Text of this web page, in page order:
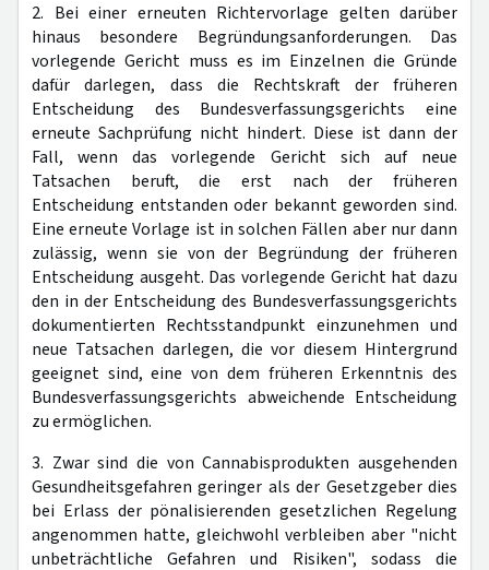
2. Bei einer erneuten Richtervorlage gelten darüber
hinaus besondere Begründungsanforderungen. Das
vorlegende Gericht muss es im Einzelnen die Gründe
dafür darlegen, dass die Rechtskraft der früheren
Entscheidung des Bundesverfassungsgerichts eine
erneute Sachprüfung nicht hindert. Diese ist dann der
Fall, wenn das vorlegende Gericht sich auf neue
Tatsachen beruft, die erst nach der früheren
Entscheidung entstanden oder bekannt geworden sind.
Eine erneute Vorlage ist in solchen Fällen aber nur dann
zulässig, wenn sie von der Begründung der früheren
Entscheidung ausgeht. Das vorlegende Gericht hat dazu
den in der Entscheidung des Bundesverfassungsgerichts
dokumentierten Rechtsstandpunkt einzunehmen und
neue Tatsachen darlegen, die vor diesem Hintergrund
geeignet sind, eine von dem früheren Erkenntnis des
Bundesverfassungsgerichts abweichende Entscheidung
zu ermöglichen.
3. Zwar sind die von Cannabisprodukten ausgehenden
Gesundheitsgefahren geringer als der Gesetzgeber dies
bei Erlass der pönalisierenden gesetzlichen Regelung
angenommen hatte, gleichwohl verbleiben aber "nicht
unbeträchtliche Gefahren und Risiken", sodass die